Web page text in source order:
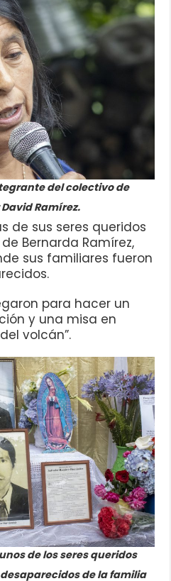
del colectivo de
David Ramírez.
de sus seres queridos
Bernarda Ramírez,
sus familiares fueron
para hacer un
y una misa en
volcán”.
de los seres queridos
de la familia